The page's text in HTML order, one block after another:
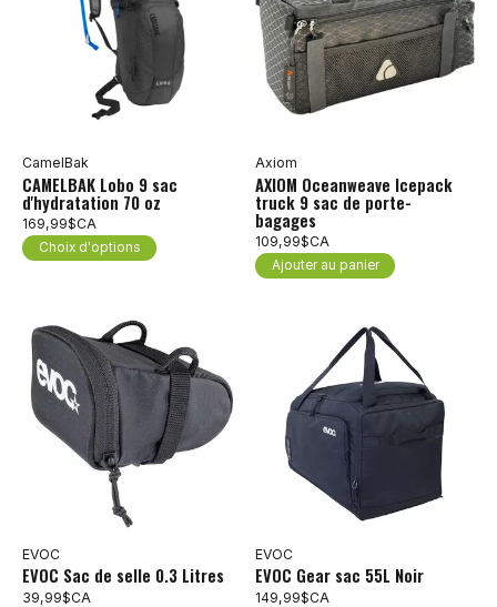
CamelBak
CAMELBAK Lobo 9 sac
d'hydratation 70 oz
169,99$CA
Choix d'options
Axiom
AXIOM Oceanweave Icepack
truck 9 sac de porte-
bagages
109,99$CA
Ajouter au panier
EVOC
EVOC Sac de selle 0.3 Litres
39,99$CA
EVOC
EVOC Gear sac 55L Noir
149,99$CA